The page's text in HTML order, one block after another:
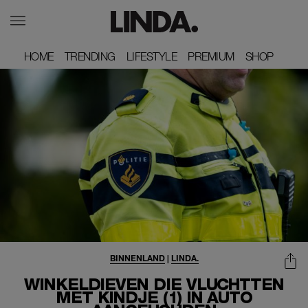
HOME
HOME TRENDING
TRENDING LIFESTYLE
LIFESTYLE PREMIUM
PREMIUM SHOP
SHOP
WINKELDIEVEN DIE VLUCHTTEN
MET KINDJE (1) IN AUTO
BINNENLAND| LINDA.